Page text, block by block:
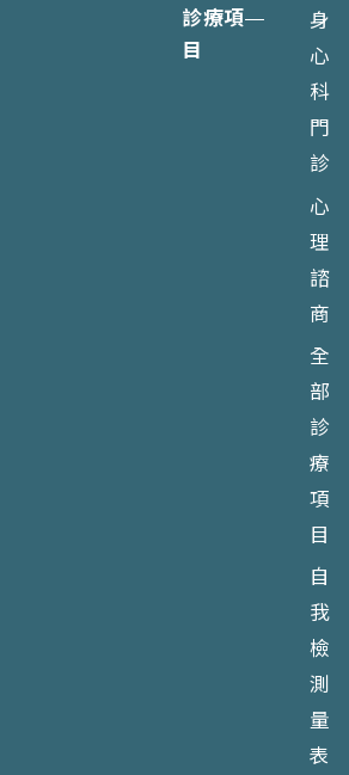
診療項
目
身
心
科
門
診
心
理
諮
商
全
部
診
療
項
目
自
我
檢
測
量
表